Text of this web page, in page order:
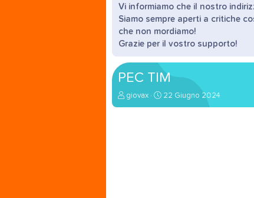
Vi informiamo che il nostro
Siamo sempre aperti a critiche
che non mordiamo!
Grazie per il vostro supporto!
PEC TIM
A
u
giovax
D
a
22 Giugno 2024